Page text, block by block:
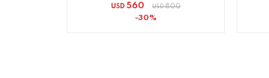
USD 560 USD 800
30